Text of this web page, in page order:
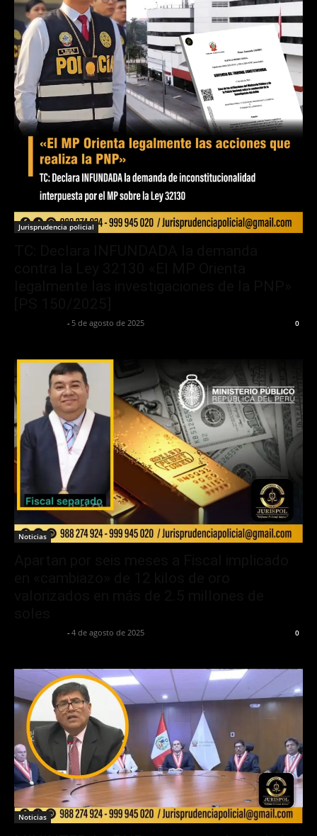
Jurisprudencia policial
- 5 de agosto de 2025 0
Noticias
- 4 de agosto de 2025 0
Noticias